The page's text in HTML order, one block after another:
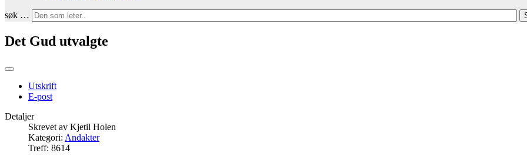
søk …
Det Gud utvalgte
Utskrift
E-post
Detaljer
Skrevet av Kjetil Holen
Kategori: Andakter
Treff: 8614